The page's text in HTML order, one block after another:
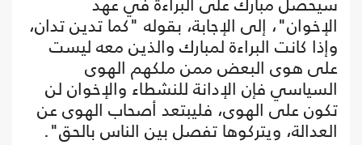
الإخوان"، إلى الإجابة، بقوله "كما تدين تدان،
وإذا كانت البراءة لمبارك والذين معه ليست
على هوى البعض ممن ملكهم الهوى
السياسي فإن الإدانة للنشطاء والإخوان لن
تكون على الهوى، فليبتعد أصحاب الهوى عن
العدالة، ويتركوها تفصل بين الناس بالحق".